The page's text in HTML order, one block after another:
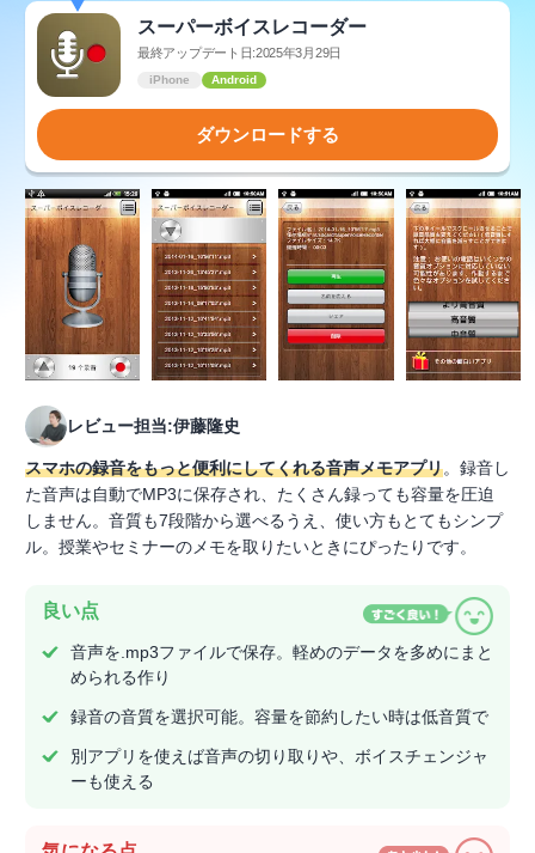
スーパーボイスレコーダー
最終アップデート日:2025年3月29日
iPhone Android
ダウンロードする
レビュー担当:伊藤隆史
スマホの録音をもっと便利にしてくれる音声メモアプリ。録音し
た音声は自動でMP3に保存され、たくさん録っても容量を圧迫
しません。音質も7段階から選べるうえ、使い方もとてもシンプ
ル。授業やセミナーのメモを取りたいときにぴったりです。
良い点
音声を.mp3ファイルで保存。軽めのデータを多めにまと
められる作り
録音の音質を選択可能。容量を節約したい時は低音質で
別アプリを使えば音声の切り取りや、ボイスチェンジャ
ーも使える